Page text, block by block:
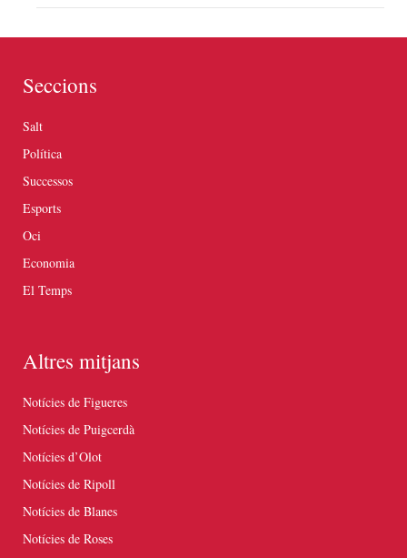
Seccions
Salt
Política
Successos
Esports
Oci
Economia
El Temps
Altres mitjans
Notícies de Figueres
Notícies de Puigcerdà
Notícies d’Olot
Notícies de Ripoll
Notícies de Blanes
Notícies de Roses